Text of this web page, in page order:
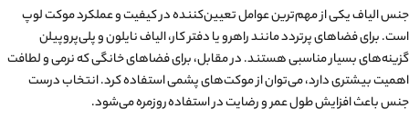
جنس الیاف یکی از مهم‌ترین عوامل تعیین‌کننده در کیفیت و عملکرد موکت لوپ
است. برای فضاهای پرتردد مانند راهرو یا دفتر کار، الیاف نایلون و پلی‌پروپیلن
گزینه‌های بسیار مناسبی هستند. در مقابل، برای فضاهای خانگی که نرمی و لطافت
اهمیت بیشتری دارد، می‌توان از موکت‌های پشمی استفاده کرد. انتخاب درست
جنس باعث افزایش طول عمر و رضایت در استفاده روزمره می‌شود.